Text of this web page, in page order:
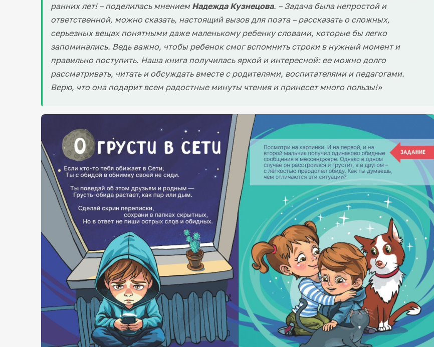
ранних лет! – поделилась мнением Надежда Кузнецова. – Задача была непростой и
ответственной, можно сказать, настоящий вызов для поэта – рассказать о сложных,
серьезных вещах понятными даже маленькому ребенку словами, которые бы легко
запоминались. Ведь важно, чтобы ребенок смог вспомнить строки в нужный момент и
правильно поступить. Наша книга получилась яркой и интересной: ее можно долго
рассматривать, читать и обсуждать вместе с родителями, воспитателями и педагогами.
Верю, что она подарит всем радостные минуты чтения и принесет много пользы!»